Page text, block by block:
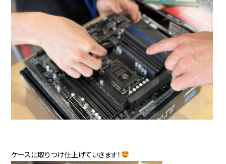
ケースに取りつけ仕上げていきます！